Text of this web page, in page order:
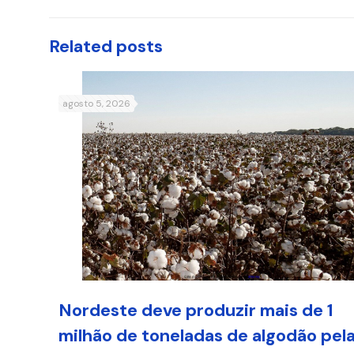
Related posts
agosto 5, 2026
Nordeste deve produzir mais de 1
milhão de toneladas de algodão